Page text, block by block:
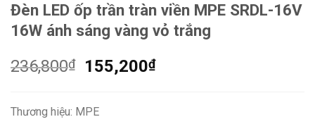
Đèn LED ốp trần tràn viền MPE SRDL-16V
16W ánh sáng vàng vỏ trắng
236,800₫
Giá
236,800₫.
155,200₫Giá
Thương hiệu: MPE